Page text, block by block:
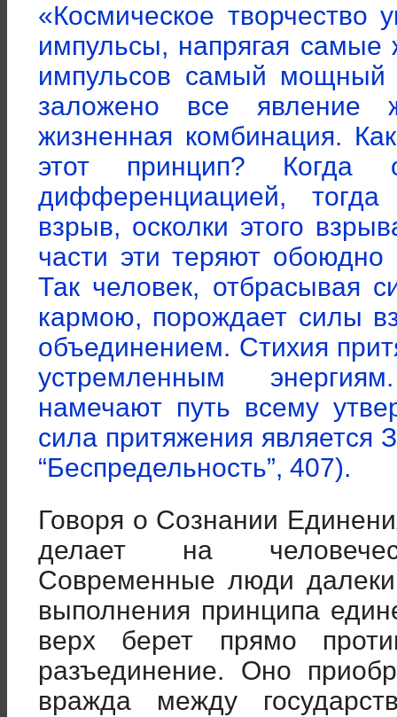
«Космическое творчество
импульсы, напрягая
импульсов самый
заложено все явление
жизненная комбинация.
этот принцип? Когда
дифференциацией, тогда
взрыв, осколки этого
части эти теряют обоюдно
Так человек, отбрасывая
кармою, порождает силы
объединением. Стихия
устремленным
намечают путь всему
сила притяжения является
“Беспредельность”, 407).
Говоря о Сознании
делает на
Современные люди
выполнения принципа
верх берет прямо
разъединение. Оно
вражда между